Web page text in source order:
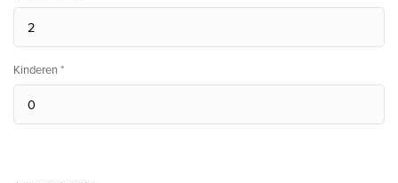
Kinderen *